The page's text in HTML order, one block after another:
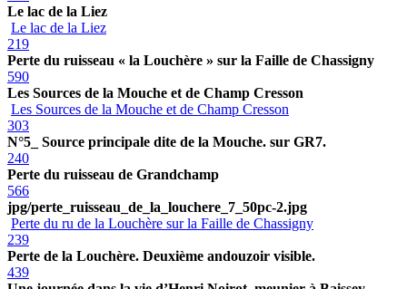
Le lac de la Liez
Le lac de la Liez
219
Perte du ruisseau « la Louchère » sur la Faille de Chassigny
590
Les Sources de la Mouche et de Champ Cresson
Les Sources de la Mouche et de Champ Cresson
303
N°5_ Source principale dite de la Mouche. sur GR7.
240
Perte du ruisseau de Grandchamp
566
jpg/perte_ruisseau_de_la_louchere_7_50pc-2.jpg
Perte du ru de la Louchère sur la Faille de Chassigny
239
Perte de la Louchère. Deuxième andouzoir visible.
439